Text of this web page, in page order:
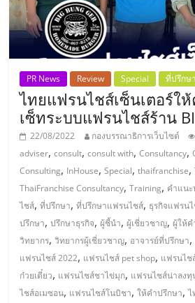
PR News Review Special ที่ปรึกษ
ไทยแฟรนไชส์เซ็นเตอร์ใ
เซ็ทระบบแฟรนไชส์ร้าน
22/08/2022 กองบรรณาธิการเว็บไซต์
adviser,consult,consult with,Consultancy,
Consulting, InHouse,Special,thaifranchise,
ThaiFranchise Consultancy,Training, คำแนะ
ไชส์,ที่ปรึกษา,ที่ปรึกษาแฟรนไชส์, ธุรกิจแฟรน
ปรึกษา,ปรึกษาธุรกิจ,ผู้ชี้นำ,ผู้เชี่ยวชาญ,ผู้ให้
วิทยากร,วิทยากรผู้เชี่ยวชาญ, อาจารย์ที่ปรึกษา,
แฟรนไชส์ 2022, แฟรนไชส์ pet shop, แฟรนไช
ก๋วยเตี๋ยว, แฟรนไชส์ชาไข่มุก, แฟรนไชส์น่าลงทุ
ไชส์อเมซอน, แฟรนไชส์โนบิชา,ให้คำปรึกษา,